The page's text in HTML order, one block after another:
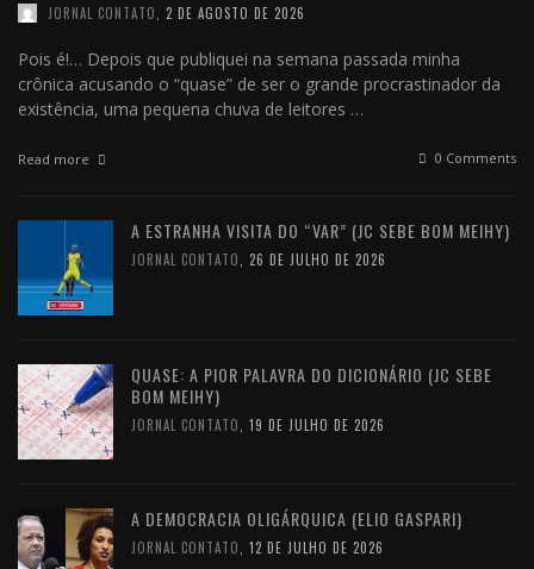
JORNAL CONTATO 2 DE AGOSTO DE 2026
Pois é!… Depois que publiquei na semana passada minha
crônica acusando o “quase” de ser o grande procrastinador da
existência, uma pequena chuva de leitores …
Read more 0 Comments
A ESTRANHA VISITA DO “VAR” (JC SEBE BOM MEIHY)
JORNAL CONTATO 26 DE JULHO DE 2026
QUASE: A PIOR PALAVRA DO DICIONÁRIO (JC SEBE
BOM MEIHY)
JORNAL CONTATO 19 DE JULHO DE 2026
A DEMOCRACIA OLIGÁRQUICA (ELIO GASPARI)
JORNAL CONTATO 12 DE JULHO DE 2026